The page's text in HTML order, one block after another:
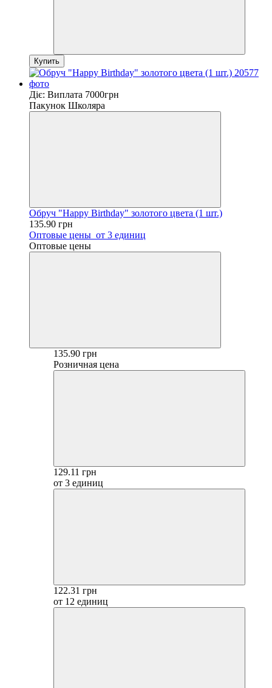
Купить
Діє: Виплата 7000грн
Пакунок Школяра
Обруч "Happy Birthday" золотого цвета (1 шт.)
135.90 грн
Оптовые цены от 3 единиц
Оптовые цены
135.90 грн
Розничная цена
129.11 грн
от 3 единиц
122.31 грн
от 12 единиц